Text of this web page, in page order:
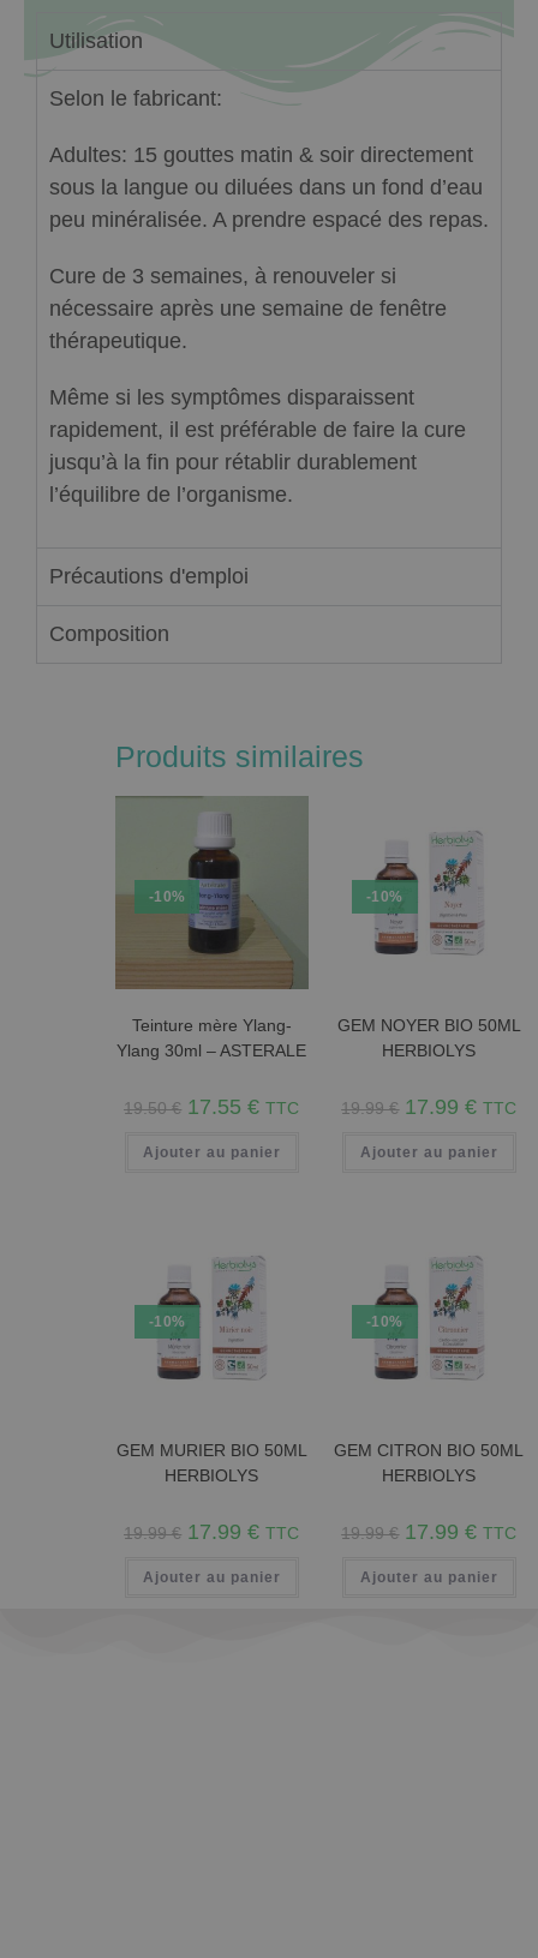
Utilisation
Selon le fabricant:
Adultes: 15 gouttes matin & soir directement
sous la langue ou diluées dans un fond d’eau
peu minéralisée. A prendre espacé des repas.
Cure de 3 semaines, à renouveler si
nécessaire après une semaine de fenêtre
thérapeutique.
Même si les symptômes disparaissent
rapidement, il est préférable de faire la cure
jusqu’à la fin pour rétablir durablement
l’équilibre de l’organisme.
Précautions d'emploi
Composition
Produits similaires
-10%
Teinture mère Ylang-
Ylang 30ml – ASTERALE
19.50€ 17.55€ TTC
Ajouter au panier
-10%
GEM NOYER BIO 50ML
HERBIOLYS
19.99€ 17.99€ TTC
Ajouter au panier
-10%
GEM MURIER BIO 50ML
HERBIOLYS
19.99€ 17.99€ TTC
Ajouter au panier
-10%
GEM CITRON BIO 50ML
HERBIOLYS
19.99€ 17.99€ TTC
Ajouter au panier